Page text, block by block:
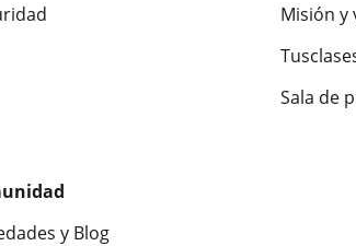
Misión y
Sala de
y Blog